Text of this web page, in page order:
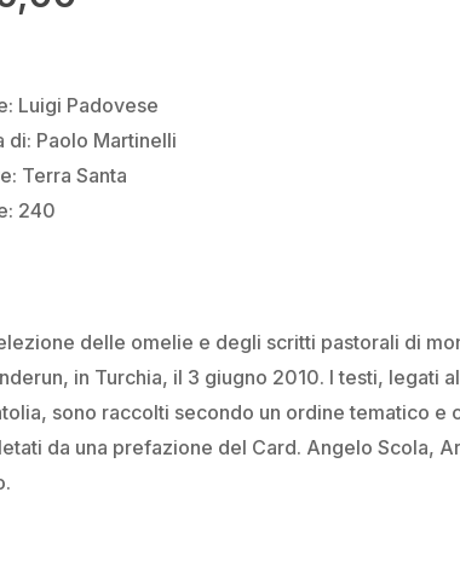
Luigi Padovese
di: Paolo Martinelli
Terra Santa
240
delle omelie e degli scritti pastorali di
in Turchia, il 3 giugno 2010. I testi, legati
sono raccolti secondo un ordine tematico e
da una prefazione del Card. Angelo Scola,